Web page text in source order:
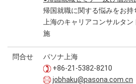
帰国就職に関する悩みをお
上海のキャリアコンサルタ
施
問合せ
パソナ上海
+86-21-5382-8210
jobhaku@pasona.com.cn